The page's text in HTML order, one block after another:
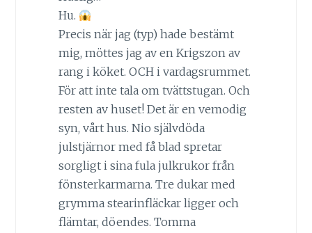
Hu.
Precis när jag (typ) hade bestämt
mig, möttes jag av en Krigszon av
rang i köket. OCH i vardagsrummet.
För att inte tala om tvättstugan. Och
resten av huset! Det är en vemodig
syn, vårt hus. Nio självdöda
julstjärnor med få blad spretar
sorgligt i sina fula julkrukor från
fönsterkarmarna. Tre dukar med
grymma stearinfläckar ligger och
flämtar, döendes. Tomma